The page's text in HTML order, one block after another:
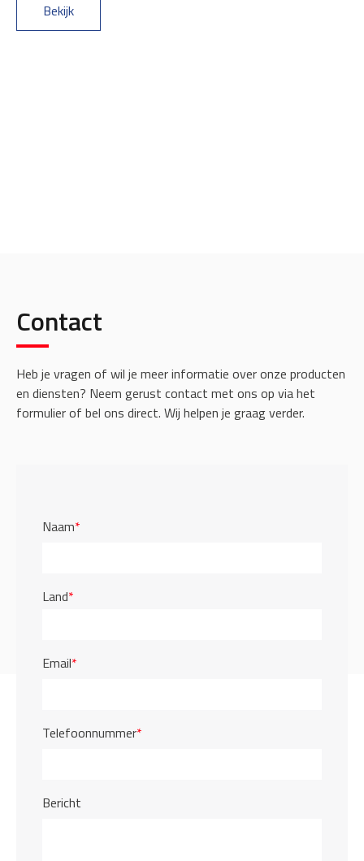
Bekijk
Contact
Heb je vragen of wil je meer informatie over onze producten
en diensten? Neem gerust contact met ons op via het
formulier of bel ons direct. Wij helpen je graag verder.
Naam*
Land*
Email*
Telefoonnummer*
Bericht